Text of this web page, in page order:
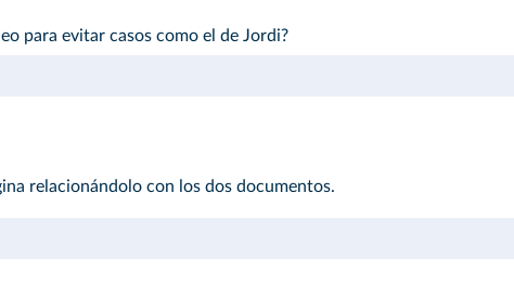
para evitar casos como el de Jordi?
relacionándolo con los dos documentos.